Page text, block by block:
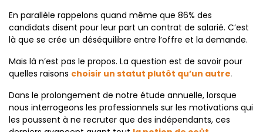
En parallèle rappelons quand même que 86% des
candidats disent pour leur part un contrat de salarié. C’est
là que se crée un déséquilibre entre l’offre et la demande.
Mais là n’est pas le propos. La question est de savoir pour
quelles raisons choisir un statut plutôt qu’un autre.
Dans le prolongement de notre étude annuelle, lorsque
nous interrogeons les professionnels sur les motivations qui
les poussent à ne recruter que des indépendants, ces